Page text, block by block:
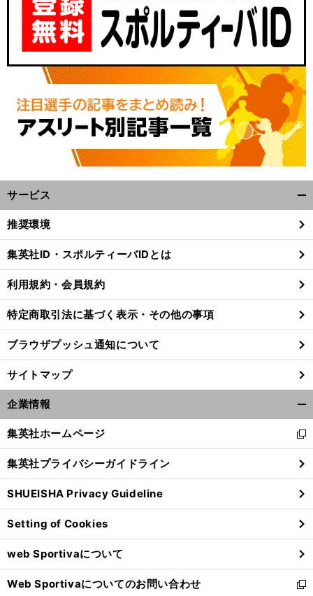
サービス
閉
る
推奨環境
集英社ID・スポルティーバIDとは
利用規約・会員規約
特定商取引法に基づく表示・その他の事項
ブラウザプッシュ通知について
サイトマップ
企業情報
閉
る
集英社ホームページ
新
し
い
ウ
ィ
ン
ド
ウ
で
開
く
集英社プライバシーガイドライン
SHUEISHA Privacy Guideline
Setting of Cookies
web Sportivaについて
Web Sportivaについてのお問い合わせ
新